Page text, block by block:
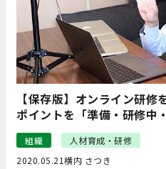
【保存版】オンライン研
ポイントを「準備・研修中
組織
人材育成・研修
2020.05.21横内 さつき